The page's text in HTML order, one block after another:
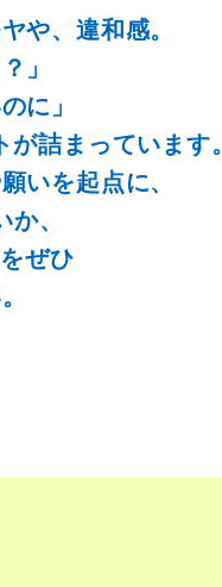
や、違和感。
」
に」
詰まっています。
いを起点に、
、
ぜひ